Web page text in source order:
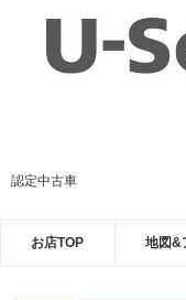
認定中古車
お店TOP 地図&